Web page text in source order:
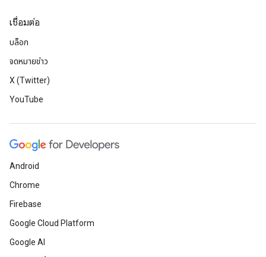
เชื่อมต่อ
บล็อก
จดหมายข่าว
X (Twitter)
YouTube
Android
Chrome
Firebase
Google Cloud Platform
Google AI